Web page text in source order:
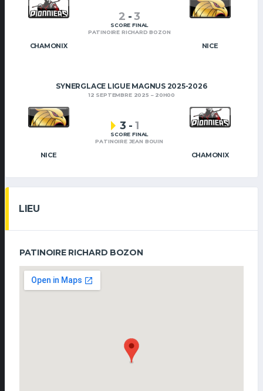
CHAMONIX NICE
2 -3
SCORE FINAL
PATINOIRE RICHARD BOZON
SYNERGLACE LIGUE MAGNUS 2025-2026
12 SEPTEMBRE 2025 20H00
NICE CHAMONIX
3 - 1
SCORE FINAL
PATINOIRE JEAN BOUIN
LIEU
PATINOIRE RICHARD BOZON